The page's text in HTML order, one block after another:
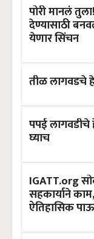
पोरी मानलं
देण्यासाठी
येणार सिंचन
तीळ लागवडचे
पपई लागवडीचे
घ्याच
IGATT.org
सहकार्याने